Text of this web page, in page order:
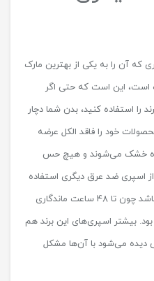
که آن را به یکی از بهترین مارک
است، این است که حتی اگر
را استفاده کنید، بدن شما دچار
خود را فاقد الکل عرضه
خشک می‌شوند و هیچ حس
اسپری ضد عرق دیگری استفاده
می‌کنید، باید بگوییم خیال‌تان راحت باشد چون تا 48 ساعت ماندگاری
بیشتر اسپری‌های این برند هم
دیده می‌شود با آن‌ها مشکل